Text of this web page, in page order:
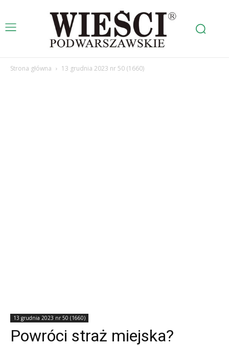
Strona główna 13 grudnia 2023 nr 50 (1660)
13 grudnia 2023 nr 50 (1660)
Powróci straż miejska?